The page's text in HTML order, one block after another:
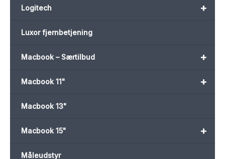
+
Logitech
Luxor fjernbetjening
+
Macbook – Særtilbud
+
Macbook 11"
Macbook 13"
+
Macbook 15"
Måleudstyr